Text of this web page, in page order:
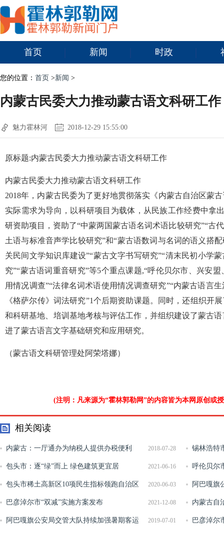
首页 新闻 时政
您的位置： 首页 >新闻 >
内蒙古民委大力推动蒙古语文科研工作
魅力霍林河 2018-12-29 15:55:00
原标题:内蒙古民委大力推动蒙古语文科研工作
内蒙古民委大力推动蒙古语文科研工作
2018年，内蒙古民委为了更好地贯彻落实《内蒙古自治区蒙
实际需求为导向，以科研项目为载体，从民族工作经费中拿
研资助项目，资助了“中蒙两国蒙古语名词术语比较研究”“古
土语与标准音声学比较研究”和“蒙古语数词与名词的语义搭
关民间文学知识库建设”“蒙古文字书写研究”“清末民初小学
究”“蒙古语词重音研究”等5个重点课题,“呼伦贝尔市、兴安
用情况调查”“法律名词术语使用情况调查研究”“内蒙古语言
《格萨尔传》词法研究”1个后期资助课题。同时，还组织开
和科研基地、培训基地考核与评估工作，并组织建设了蒙古
进了蒙古语言文字基础研究和应用研究。
（蒙古语文科研管理处阿荣塔娜）
(注明：凡来源为“霍林郭勒网”的内容皆为本网原创或
相关阅读
2018-07-28
内蒙古：一厅通办为纳税人提供办税便利 锡林浩特
情暨新媒体
2021-06-16
包头市：逐“绿”而上 绿色建筑更宜居 呼伦贝尔
问”计划
2020-06-03
包头市稀土高新区10项民生指标领跑自治区 阿巴嘎旗
断整治春季
2021-12-08
巴彦淖尔市“双减”实施方案发布 内蒙古自
2019-07-01
阿巴嘎旗公安局交管大队持续加强暑期客运 巴彦淖尔